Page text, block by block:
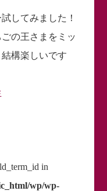
してみました！
の王さまをミッ
構楽しいです
in
wp/wp-